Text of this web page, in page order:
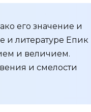
его значение и
и литературе Епик
и величием.
и смелости